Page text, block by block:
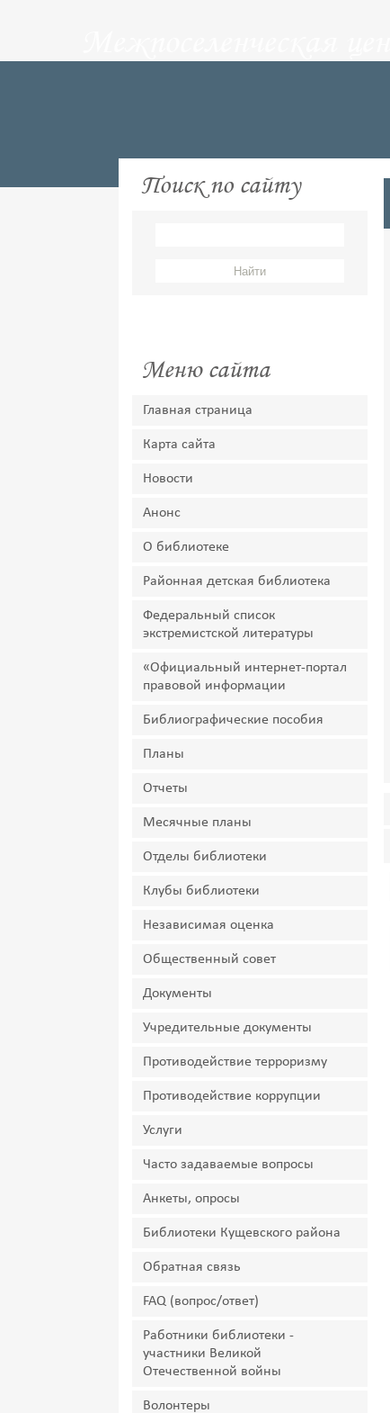
Поиск по сайту
Меню сайта
Главная страница
Карта сайта
Новости
Анонс
О библиотеке
Районная детская библиотека
Федеральный список
экстремистской литературы
«Официальный интернет-портал
правовой информации
Библиографические пособия
Планы
Отчеты
Месячные планы
Отделы библиотеки
Клубы библиотеки
Независимая оценка
Общественный совет
Документы
Учредительные документы
Противодействие терроризму
Противодействие коррупции
Услуги
Часто задаваемые вопросы
Анкеты, опросы
Библиотеки Кущевского района
Обратная связь
FAQ (вопрос/ответ)
Работники библиотеки -
участники Великой
Отечественной войны
Волонтеры